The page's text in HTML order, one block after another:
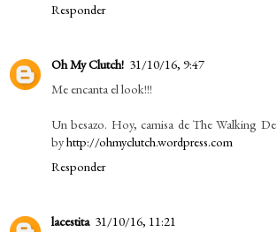
Responder
Oh My Clutch! 31/10/16, 9:47
Me encanta el look!!!
Un besazo. Hoy, camisa de The Walking
byhttp://ohmyclutch.wordpress.com
Responder
lacestita 31/10/16, 11:21